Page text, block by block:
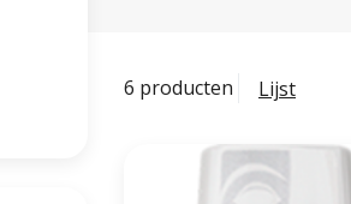
6 producten Lijst